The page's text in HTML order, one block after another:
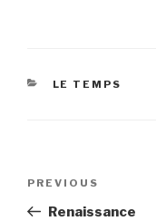
CATEGORIES
LE TEMPS
Previous
Post
PREVIOUS
Renaissance